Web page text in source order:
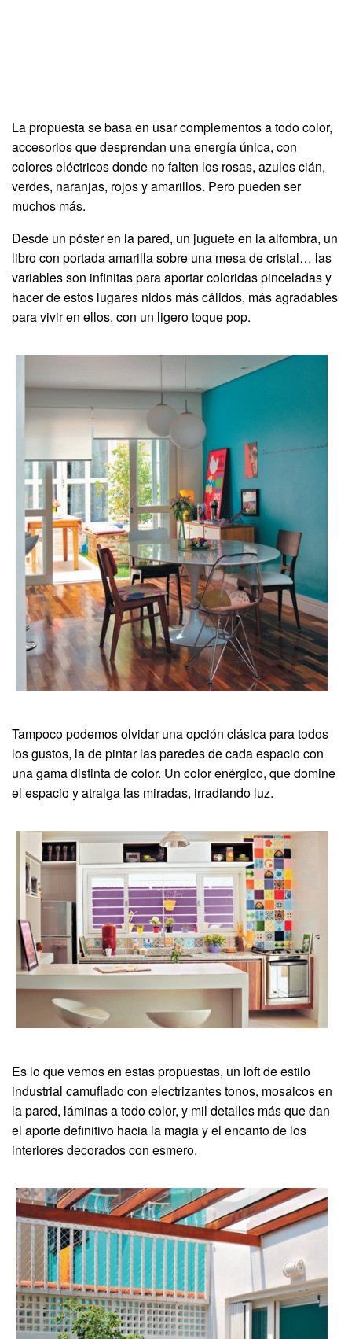
La propuesta se basa en usar complementos a todo color,
accesorios que desprendan una energía única, con
colores eléctricos donde no falten los rosas, azules cián,
verdes, naranjas, rojos y amarillos. Pero pueden ser
muchos más.
Desde un póster en la pared, un juguete en la alfombra, un
libro con portada amarilla sobre una mesa de cristal… las
variables son infinitas para aportar coloridas pinceladas y
hacer de estos lugares nidos más cálidos, más agradables
para vivir en ellos, con un ligero toque pop.
Tampoco podemos olvidar una opción clásica para todos
los gustos, la de pintar las paredes de cada espacio con
una gama distinta de color. Un color enérgico, que domine
el espacio y atraiga las miradas, irradiando luz.
Es lo que vemos en estas propuestas, un loft de estilo
industrial camuflado con electrizantes tonos, mosaicos en
la pared, láminas a todo color, y mil detalles más que dan
el aporte definitivo hacia la magia y el encanto de los
interiores decorados con esmero.